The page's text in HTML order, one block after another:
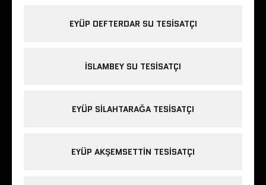
EYÜP DEFTERDAR SU TESISATÇI
İSLAMBEY SU TESISATÇI
EYÜP SILAHTARAĞA TESISATÇI
EYÜP AKŞEMSETTIN TESISATÇI